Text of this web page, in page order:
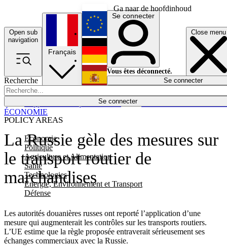
Ga naar de hoofdinhoud
Open sub
navigation
Close menu
Recherche
Se connecter
POLICY AREAS
Economie
Politique
Agriculture et Alimentation
Santé
Technologies
Energie, Environnement et Transport
Défense
Économie
Français
English
Deutsch
Español
Se connecter
Vous êtes déconnecté.
Se connecter
La Russie gèle des mesures sur
le transport routier de
marchandises
Les autorités douanières russes ont reporté l’application d’une
mesure qui augmenterait les contrôles sur les transports routiers.
L’UE estime que la règle proposée entraverait sérieusement ses
échanges commerciaux avec la Russie.
ÉCONOMIE